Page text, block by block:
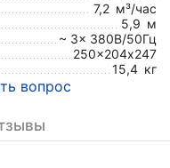
7,2 м³/час
5,9 м
~ 3x 380В/50Гц
250x204х247
15,4 кг
вопрос